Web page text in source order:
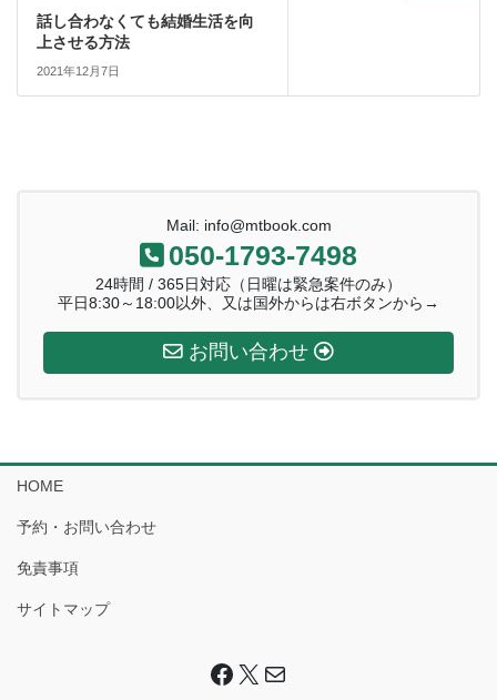
話し合わなくても結婚生活を向
上させる方法
2021年12月7日
Mail: info@mtbook.com
050-1793-7498
24時間 / 365日対応（日曜は緊急案件のみ）
平日8:30～18:00以外、又は国外からは右ボタンから→
お問い合わせ
HOME
予約・お問い合わせ
免責事項
サイトマップ
Facebook
X Mail